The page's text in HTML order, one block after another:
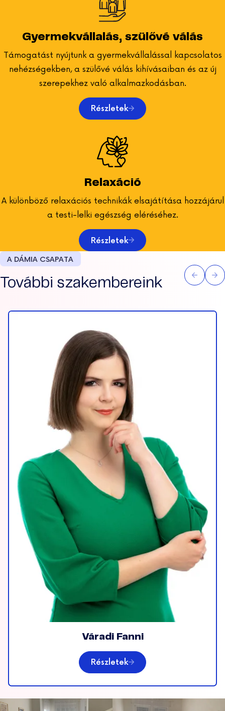
meg a sikeres tanácsadási folyamatot.
Milyen előnyei vannak az online
pszichológiai tanácsadásnak?
Az online pszichológiai tanácsadás egyik legnagyobb
előnye a rugalmasság. Nem kell utaznod, így időt és
energiát takaríthatsz meg. Emellett kényelmesebb
környezetben, például otthonról is részt vehetsz a
arra is, hogy olyan időpontokat válassz, amelyek jobban
illeszkednek a napi rutinodhoz.
Gyermekvállalás, szülővé válás
Támogatást nyújtunk a gyermekvállalással kapcsolatos
nehézségekben, a szülővé válás kihívásaiban és az új
szerepekhez való alkalmazkodásban.
Részletek
Relaxáció
A különböző relaxációs technikák elsajátítása hozzájárul
a testi-lelki egészség eléréséhez.
Részletek
A DÁMIA CSAPATA
További szakembereink
Váradi Fanni
Részletek